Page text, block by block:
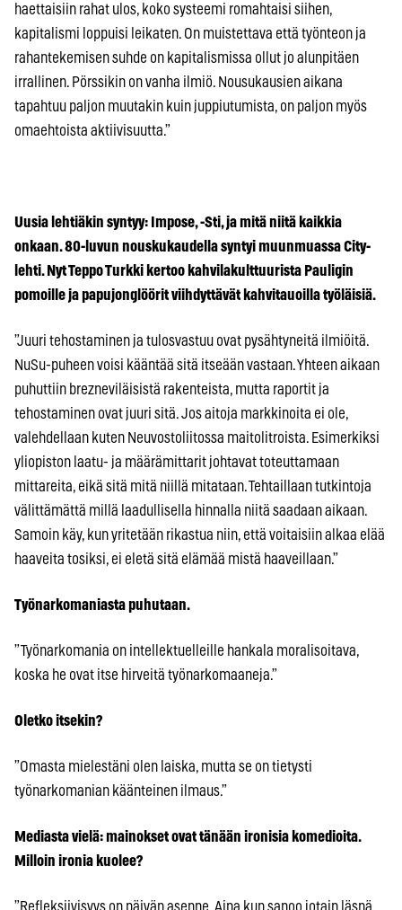
haettaisiin rahat ulos, koko systeemi romahtaisi siihen,
kapitalismi loppuisi leikaten. On muistettava että työnteon ja
rahantekemisen suhde on kapitalismissa ollut jo alunpitäen
irrallinen. Pörssikin on vanha ilmiö. Nousukausien aikana
tapahtuu paljon muutakin kuin juppiutumista, on paljon myös
omaehtoista aktiivisuutta.”
Uusia lehtiäkin syntyy: Impose, -Sti, ja mitä niitä kaikkia
onkaan. 80-luvun nouskukaudella syntyi muunmuassa City-
lehti. Nyt Teppo Turkki kertoo kahvilakulttuurista Pauligin
pomoille ja papujonglöörit viihdyttävät kahvitauoilla työläisiä.
”Juuri tehostaminen ja tulosvastuu ovat pysähtyneitä ilmiöitä.
NuSu-puheen voisi kääntää sitä itseään vastaan. Yhteen aikaan
puhuttiin brezneviläisistä rakenteista, mutta raportit ja
tehostaminen ovat juuri sitä. Jos aitoja markkinoita ei ole,
valehdellaan kuten Neuvostoliitossa maitolitroista. Esimerkiksi
yliopiston laatu- ja määrämittarit johtavat toteuttamaan
mittareita, eikä sitä mitä niillä mitataan. Tehtaillaan tutkintoja
välittämättä millä laadullisella hinnalla niitä saadaan aikaan.
Samoin käy, kun yritetään rikastua niin, että voitaisiin alkaa elää
haaveita tosiksi, ei eletä sitä elämää mistä haaveillaan.”
Työnarkomaniasta puhutaan.
”Työnarkomania on intellektuelleille hankala moralisoitava,
koska he ovat itse hirveitä työnarkomaaneja.”
Oletko itsekin?
”Omasta mielestäni olen laiska, mutta se on tietysti
työnarkomanian käänteinen ilmaus.”
Mediasta vielä: mainokset ovat tänään ironisia komedioita.
Milloin ironia kuolee?
”Refleksiivisyys on päivän asenne. Aina kun sanoo jotain läsnä